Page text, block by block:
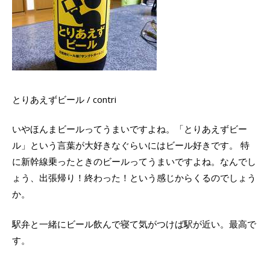
とりあえずビール / contri
いやほんまビールってうまいですよね。「とりあえずビー
ル」という言葉が大好きなぐらいにはビール好きです。 特
に新幹線乗ったときのビールってうまいですよね。なんでし
ょう、出張帰り！終わった！という感じからくるのでしょう
か。
駅弁と一緒にビール飲んで寝て気がつけば駅が近い。最高で
す。